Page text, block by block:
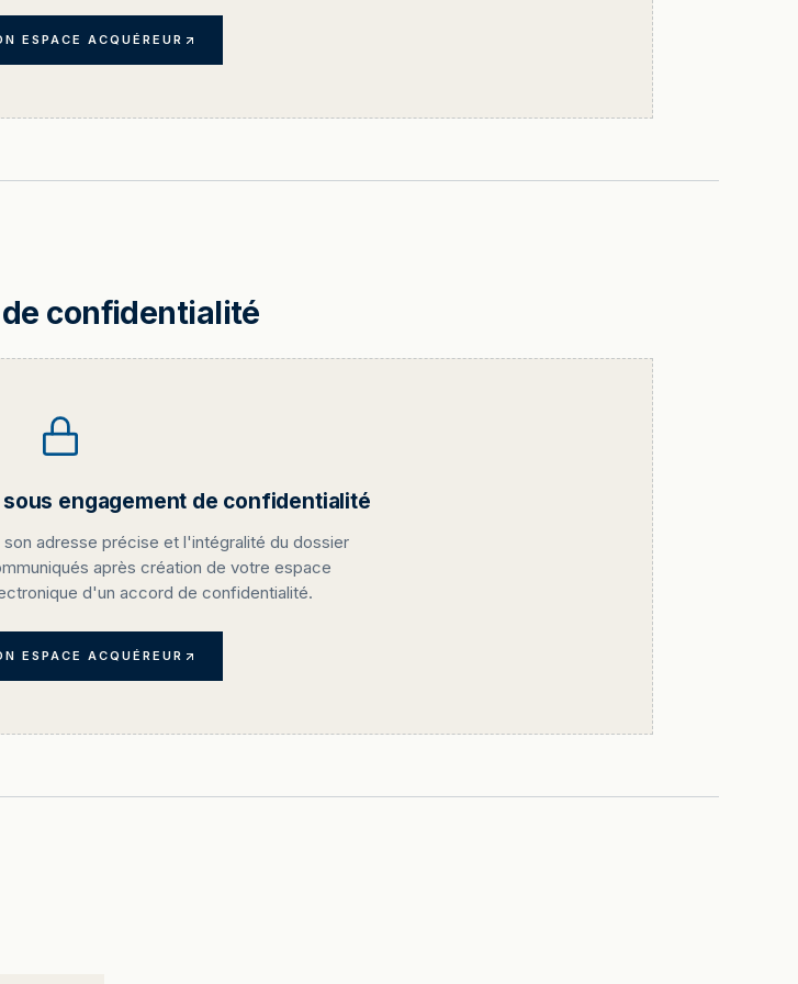
ESPACE ACQUÉREUR
confidentialité
engagement de confidentialité
adresse précise et l'intégralité du dossier
après création de votre espace
d'un accord de confidentialité.
ESPACE ACQUÉREUR